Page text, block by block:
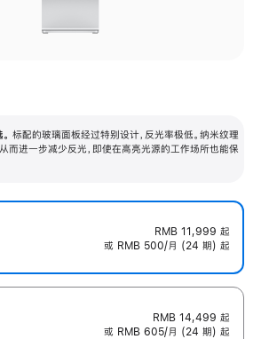
标配的玻璃面板经过特别设计，反光率极低。纳米纹理
而进一步减少反光，即使在高亮光源的工作场所也能保
RMB 11,999 起
或 RMB 500/月 (24 期) 起
RMB 14,499 起
或 RMB 605/月 (24 期) 起